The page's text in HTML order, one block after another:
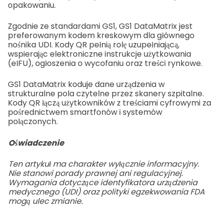
opakowaniu.
Zgodnie ze standardami GS1, GS1 DataMatrix jest
preferowanym kodem kreskowym dla głównego
nośnika UDI. Kody QR pełnią rolę uzupełniającą,
wspierając elektroniczne instrukcje użytkowania
(eIFU), ogłoszenia o wycofaniu oraz treści rynkowe.
GS1 DataMatrix koduje dane urządzenia w
strukturalne pola czytelne przez skanery szpitalne.
Kody QR łączą użytkowników z treściami cyfrowymi za
pośrednictwem smartfonów i systemów
połączonych.
Oświadczenie
Ten artykuł ma charakter wyłącznie informacyjny.
Nie stanowi porady prawnej ani regulacyjnej.
Wymagania dotyczące identyfikatora urządzenia
medycznego (UDI) oraz polityki egzekwowania FDA
mogą ulec zmianie.